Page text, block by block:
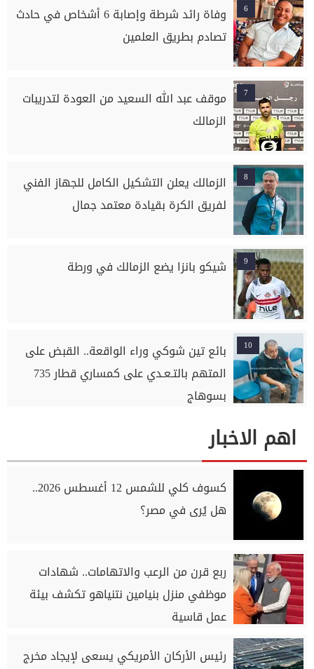
6
وفاة رائد شرطة وإصابة 6 أشخاص في حادث
تصادم بطريق العلمين
7
موقف عبد الله السعيد من العودة لتدريبات
الزمالك
8
الزمالك يعلن التشكيل الكامل للجهاز الفني
لفريق الكرة بقيادة معتمد جمال
9 شيكو بانزا يضع الزمالك في ورطة
10
بائع تين شوكي وراء الواقعة.. القبض على
المتهم بالتـعـدي على كمساري قطار 735
بسوهاج
اهم الاخبار
كسوف كلي للشمس 12 أغسطس 2026..
هل يُرى في مصر؟
ربع قرن من الرعب والاتهامات.. شهادات
موظفي منزل بنيامين نتنياهو تكشف بيئة
عمل قاسية
رئيس الأركان الأمريكي يسعى لإيجاد مخرج